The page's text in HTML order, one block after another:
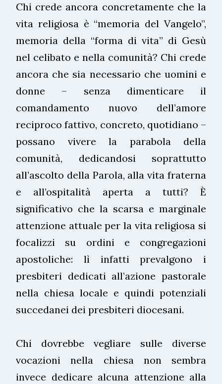
Chi crede ancora concretamente che la
vita religiosa è “memoria del Vangelo”,
memoria della “forma di vita” di Gesù
nel celibato e nella comunità? Chi crede
ancora che sia necessario che uomini e
donne – senza dimenticare il
comandamento nuovo dell’amore
reciproco fattivo, concreto, quotidiano –
possano vivere la parabola della
comunità, dedicandosi soprattutto
all’ascolto della Parola, alla vita fraterna
e all’ospitalità aperta a tutti? È
significativo che la scarsa e marginale
attenzione attuale per la vita religiosa si
focalizzi su ordini e congregazioni
apostoliche: lì infatti prevalgono i
presbiteri dedicati all’azione pastorale
nella chiesa locale e quindi potenziali
succedanei dei presbiteri diocesani.
Chi dovrebbe vegliare sulle diverse
vocazioni nella chiesa non sembra
invece dedicare alcuna attenzione alla